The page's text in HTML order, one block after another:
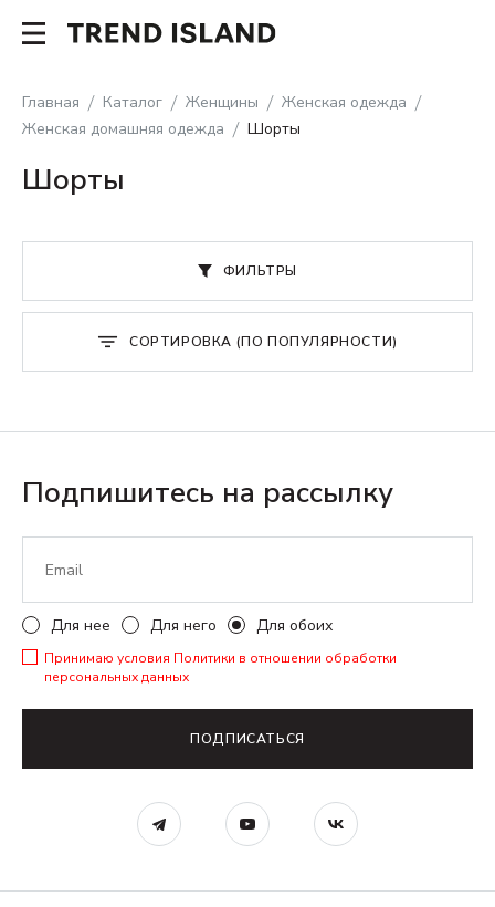
Главная Каталог Женщины
Женская одежда
Женская домашняя одежда
Шорты
Шорты
ФИЛЬТРЫ
СОРТИРОВКА (ПО ПОПУЛЯРНОСТИ)
Подпишитесь на рассылку
Для нее Для него Для обоих
Принимаю условия Политики в отношении обработки
персональных данных
ПОДПИСАТЬСЯ